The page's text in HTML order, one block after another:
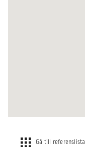
Gå till referenslista